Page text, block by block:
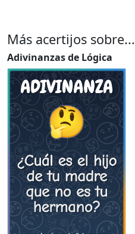
Más acertijos sobre...
Adivinanzas de Lógica